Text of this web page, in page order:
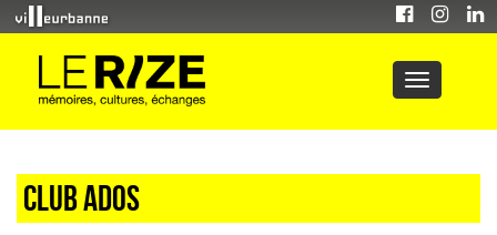
Club ados